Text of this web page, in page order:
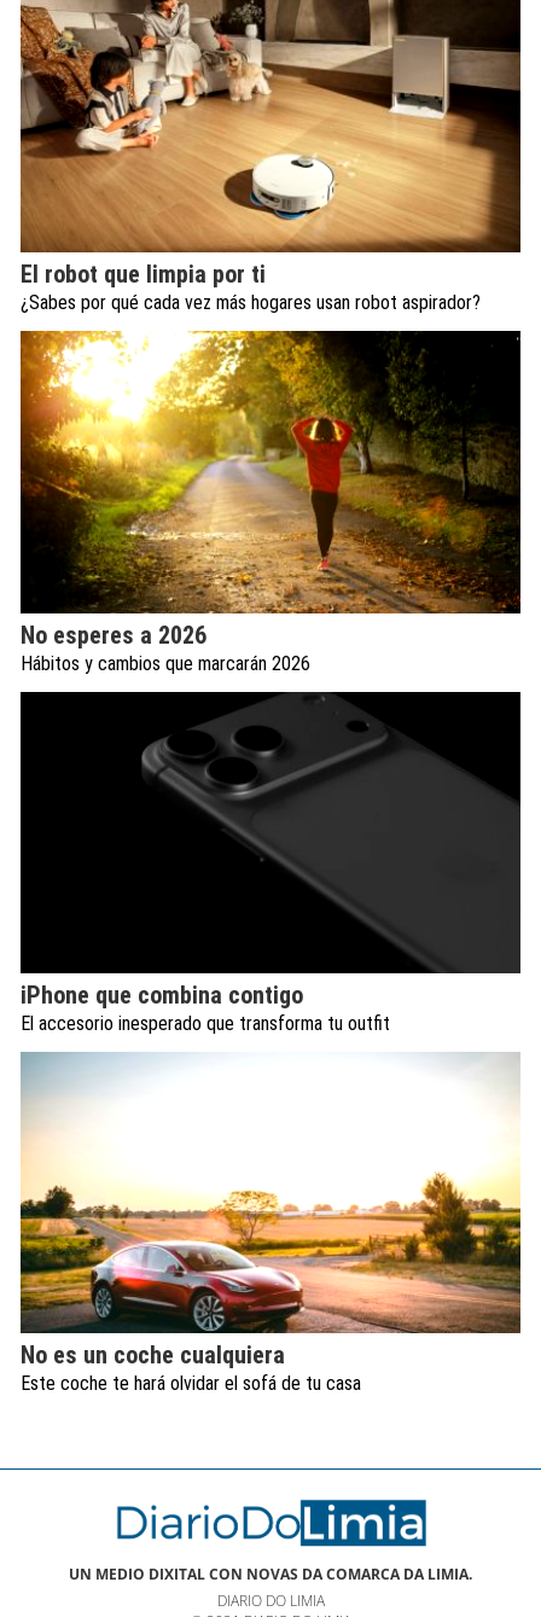
El robot que limpia por ti
¿Sabes por qué cada vez más hogares usan robot aspirador?
No esperes a 2026
Hábitos y cambios que marcarán 2026
iPhone que combina contigo
El accesorio inesperado que transforma tu outfit
No es un coche cualquiera
Este coche te hará olvidar el sofá de tu casa
UN MEDIO DIXITAL CON NOVAS DA COMARCA DA LIMIA.
DIARIO DO LIMIA